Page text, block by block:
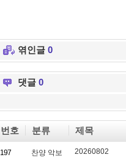
엮인글 0
댓글 0
번호 분류 제목
197 찬양 악보 20260802